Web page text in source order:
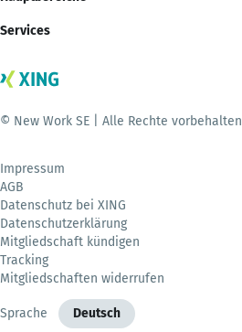
Services
© New Work SE | Alle Rechte vorbehalten
Impressum
AGB
Datenschutz bei XING
Datenschutzerklärung
Mitgliedschaft kündigen
Tracking
Mitgliedschaften widerrufen
Sprache Deutsch